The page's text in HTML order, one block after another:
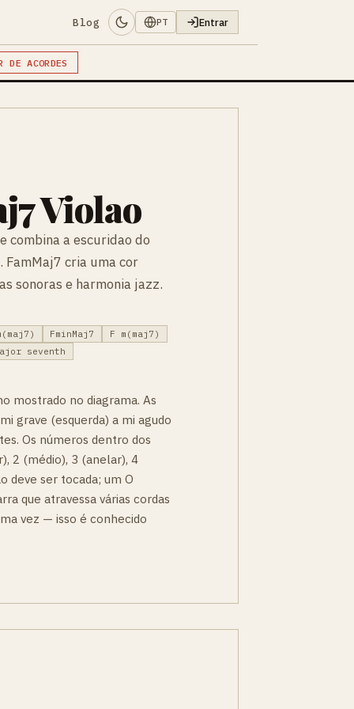
Blog PT Entrar
DE ACORDES
Violao
combina a escuridao do
cria uma cor
sonoras e harmonia jazz.
FminMaj7
F m(maj7)
seventh
mostrado no diagrama. As
grave (esquerda) a mi agudo
Os números dentro dos
2 (médio), 3 (anelar), 4
deve ser tocada; um O
que atravessa várias cordas
vez — isso é conhecido